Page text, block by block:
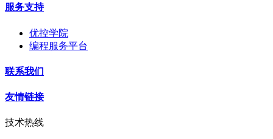
服务支持
优控学院
编程服务平台
联系我们
友情链接
技术热线